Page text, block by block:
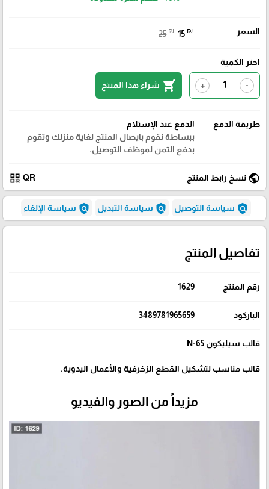
السعر 25 ₪ 15 ₪
اختر الكمية
-
+
shopping_cart شراء هذا المنتج
طريقة الدفع
الدفع عند الإستلام
ببساطة نقوم بايصال المنتج لغاية منزلك وتقوم
بدفع الثمن لموظف التوصيل.
public نسخ رابط المنتج QR
qr_code
policy سياسة التوصيل policy سياسة التبديل policy سياسة الإلغاء
تفاصيل المنتج
رقم المنتج 1629
الباركود 3489781965659
قالب سيليكون N-65
قالب مناسب لتشكيل القطع الزخرفية والأعمال اليدوية.
مزيداً من الصور والفيديو